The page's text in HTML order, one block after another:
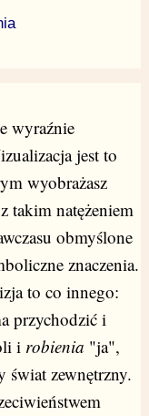
wyraźnie
jest to
wyobrażasz
takim natężeniem
obmyślone
znaczenia.
to co innego:
przychodzić i
i robienia "ja",
świat zewnętrzny.